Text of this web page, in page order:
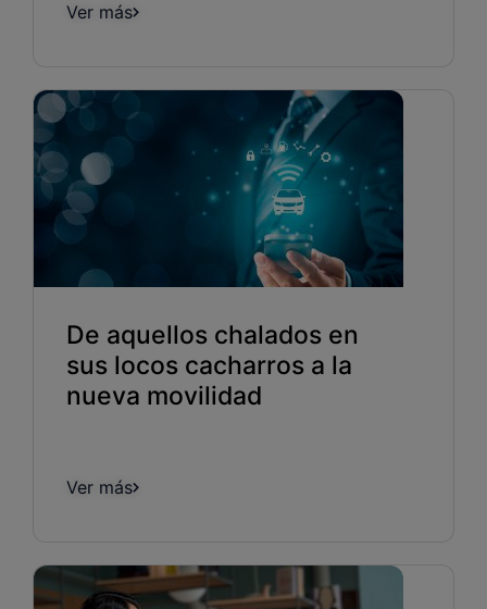
Ver más
De aquellos chalados en
sus locos cacharros a la
nueva movilidad
Ver más